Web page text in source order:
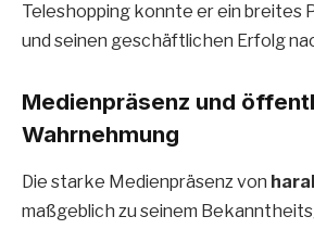
Teleshopping konnte er ein breites
und seinen geschäftlichen Erfolg
Medienpräsenz und
Wahrnehmung
Die starke Medienpräsenz von
maßgeblich zu seinem